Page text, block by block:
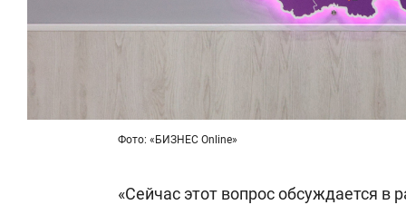
Фото: «БИЗНЕС Online»
«Сейчас этот вопрос обсуждается в